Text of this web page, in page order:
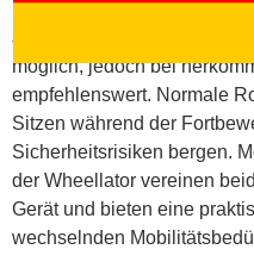
Ja, einen Rollator als
möglich, jedoch bei
empfehlenswert. Normale
Sitzen während der
Sicherheitsrisiken bergen.
der Wheellator vereinen
Gerät und bieten eine
wechselnden